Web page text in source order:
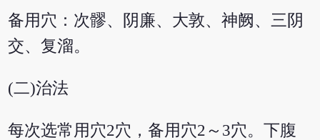
备用穴：次髎、阴廉、大敦、神阙、三阴
交、复溜。
(二)治法
每次选常用穴2穴，备用穴2～3穴。下腹